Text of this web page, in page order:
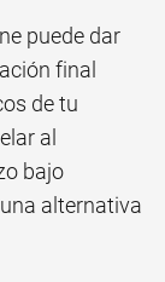
puede dar
final
de tu
al
bajo
alternativa